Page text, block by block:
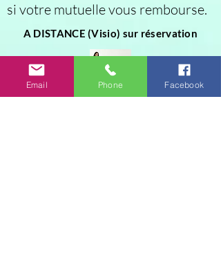
si votre mutuelle vous rembourse.
A DISTANCE (Visio) sur réservation
EN CABINET A NEUF BERQUIN OU
Email Phone Facebook